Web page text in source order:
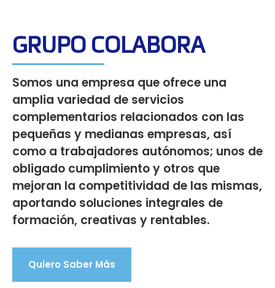
GRUPO COLABORA
Somos una empresa que ofrece una
amplia variedad de servicios
complementarios relacionados con las
pequeñas y medianas empresas, así
como a trabajadores autónomos; unos de
obligado cumplimiento y otros que
mejoran la competitividad de las mismas,
aportando soluciones integrales de
formación, creativas y rentables.
Quiero Saber Más